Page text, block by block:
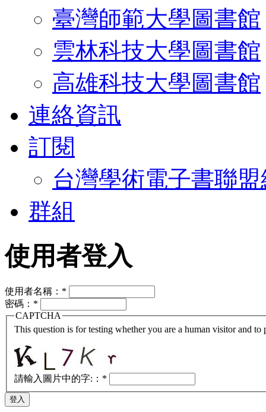
臺灣師範大學圖書館
雲林科技大學圖書館
高雄科技大學圖書館
連絡資訊
訂閱
台灣學術電子書聯
群組
使用者登入
使用者名稱： *
密碼： *
CAPTCHA
This question is for testing whether you are a human visitor and to
請輸入圖片中的字:： *